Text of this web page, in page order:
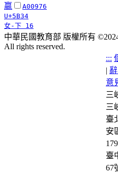
嬴
A00976
U+5B34
女-下 16
中華民國教育部 版權所有
All rights reserved.
:::
|
意
三
三
臺
安
臺
67